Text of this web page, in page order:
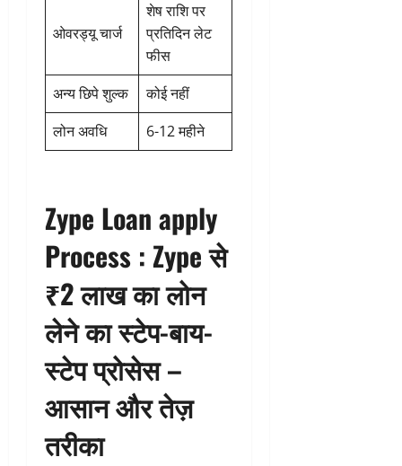
ओवरड्यू चार्ज
शेष राशि पर
प्रतिदिन लेट
फीस
अन्य छिपे शुल्क
कोई नहीं
लोन अवधि
6-12 महीने
Zype Loan apply
Process : Zype से
₹2 लाख का लोन
लेने का स्टेप-बाय-
स्टेप प्रोसेस –
आसान और तेज़
तरीका